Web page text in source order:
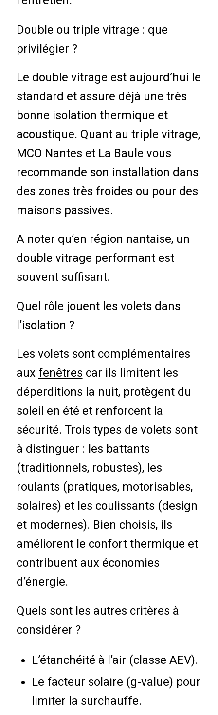
Double ou triple vitrage : que
privilégier ?
Le double vitrage est aujourd’hui le
standard et assure déjà une très
bonne isolation thermique et
acoustique. Quant au triple vitrage,
MCO Nantes et La Baule vous
recommande son installation dans
des zones très froides ou pour des
maisons passives.
A noter qu’en région nantaise, un
double vitrage performant est
souvent suffisant.
Quel rôle jouent les volets dans
l’isolation ?
Les volets sont complémentaires
aux fenêtres car ils limitent les
déperditions la nuit, protègent du
soleil en été et renforcent la
sécurité. Trois types de volets sont
à distinguer : les battants
(traditionnels, robustes), les
roulants (pratiques, motorisables,
solaires) et les coulissants (design
et modernes). Bien choisis, ils
améliorent le confort thermique et
contribuent aux économies
d’énergie.
Quels sont les autres critères à
considérer ?
L’étanchéité à l’air (classe AEV).
Le facteur solaire (g-value) pour
limiter la surchauffe.